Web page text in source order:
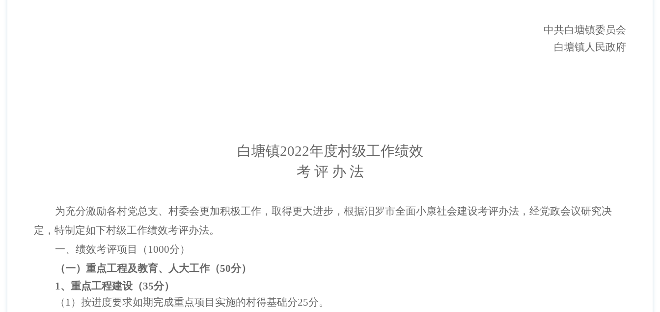
中共白塘镇委员会
白塘镇人民政府
白塘镇2022年度村级工作绩效
考 评 办 法
为充分激励各村党总支、村委会更加积极工作，取得更大进步， 根据汨罗市全面小康社会建设考评办法，经党政会议研究决
定 ，特制定如下村级工作绩效考评办法。
一、绩效考评项目（ 1000分）
（一）重点工程及教育、人大工作（50分）
1、重点工程建设（35分）
（ 1 ）按进度要求如期完成重点项目 实施的村得基础分25分。